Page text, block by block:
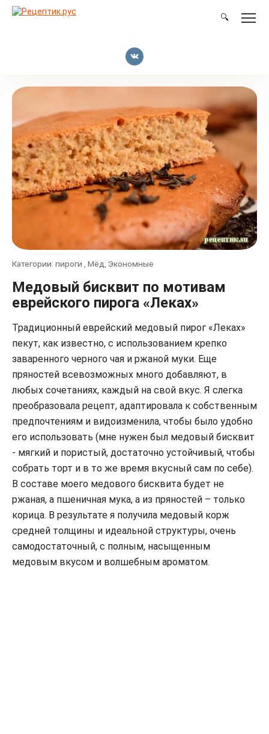
Перейти
🔍
Категории: пироги , Мёд, Экономные
Медовый бисквит по мотивам
еврейского пирога «Леках»
Традиционный еврейский медовый пирог «Леках»
пекут, как известно, с использованием крепко
заваренного черного чая и ржаной муки. Еще
пряностей всевозможных много добавляют, в
любых сочетаниях, каждый на свой вкус. Я слегка
преобразовала рецепт, адаптировала к собственным
предпочтениям и видоизменила, чтобы было удобно
его использовать (мне нужен был медовый бисквит
- мягкий и пористый, достаточно устойчивый, чтобы
собрать торт и в то же время вкусный сам по себе).
В составе моего медового бисквита будет не
ржаная, а пшеничная мука, а из пряностей – только
корица. В результате я получила медовый корж
средней толщины и идеальной структуры, очень
самодостаточный, с полным, насыщенным
медовым вкусом и волшебным ароматом.